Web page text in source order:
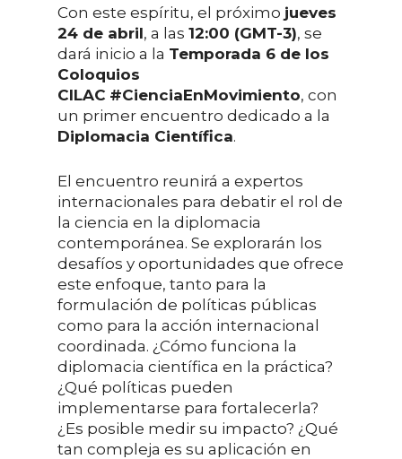
Con este espíritu, el próximo jueves
24 de abril, a las 12:00 (GMT-3), se
dará inicio a la Temporada 6 de los
Coloquios
CILAC #CienciaEnMovimiento, con
un primer encuentro dedicado a la
Diplomacia Científica.
El encuentro reunirá a expertos
internacionales para debatir el rol de
la ciencia en la diplomacia
contemporánea. Se explorarán los
desafíos y oportunidades que ofrece
este enfoque, tanto para la
formulación de políticas públicas
como para la acción internacional
coordinada. ¿Cómo funciona la
diplomacia científica en la práctica?
¿Qué políticas pueden
implementarse para fortalecerla?
¿Es posible medir su impacto? ¿Qué
tan compleja es su aplicación en